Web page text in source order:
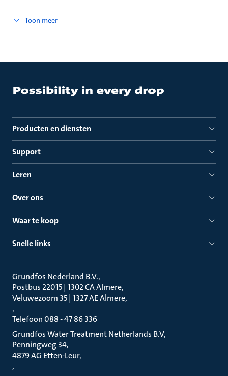
Toon meer
Producten en diensten
Support
Leren
Over ons
Waar te koop
Snelle links
Grundfos Nederland B.V.
Postbus 22015 | 1302 CA Almere
Veluwezoom 35 | 1327 AE Almere
Telefoon 088 - 47 86 336
Grundfos Water Treatment Netherlands B.V
Penningweg 34
4879 AG Etten-Leur